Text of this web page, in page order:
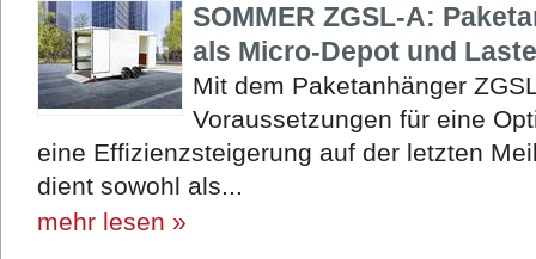
SOMMER ZGSL-A:
als Micro-Depot und
Mit dem Paketanhänger
Voraussetzungen für eine
eine Effizienzsteigerung auf der letzten
dient sowohl als...
mehr lesen »